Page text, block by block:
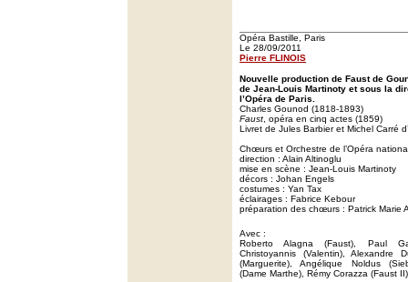
Opéra Bastille, Paris
Le 28/09/2011
Pierre FLINOIS
Nouvelle production de Faust de
de Jean-Louis Martinoty et sous la
l’Opéra de Paris.
Charles Gounod (1818-1893)
Faust , opéra en cinq actes (1859)
Livret de Jules Barbier et Michel Carré
Chœurs et Orchestre de l’Opéra
direction : Alain Altinoglu
mise en scène : Jean-Louis Martinoty
décors : Johan Engels
costumes : Yan Tax
éclairages : Fabrice Kebour
préparation des chœurs : Patrick Marie
Avec :
Roberto Alagna (Faust), Paul
Christoyannis (Valentin), Alexandre
(Marguerite), Angélique Noldus
(Dame Marthe), Rémy Corazza (Faust